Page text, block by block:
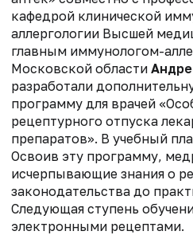
кафедрой клинической
аллергологии Высшей
главным иммунологом-
Московской области
разработали
программу для врачей
рецептурного отпуска
препаратов». В учебный
Освоив эту программу,
исчерпывающие знания о
законодательства до
Следующая ступень
электронными рецептами.